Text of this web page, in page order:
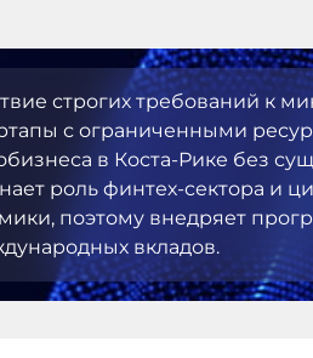
строгих требований к
с ограниченными
в Коста-Рике без
роль финтех-сектора и
поэтому внедряет
вкладов.